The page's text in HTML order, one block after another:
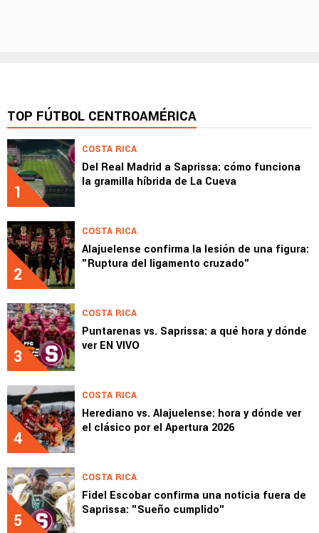
TOP FÚTBOL CENTROAMÉRICA
1
COSTA RICA
Del Real Madrid a Saprissa: cómo funciona
la gramilla híbrida de La Cueva
2
COSTA RICA
Alajuelense confirma la lesión de una figura:
"Ruptura del ligamento cruzado"
3
COSTA RICA
Puntarenas vs. Saprissa: a qué hora y dónde
ver EN VIVO
4
COSTA RICA
Herediano vs. Alajuelense: hora y dónde ver
el clásico por el Apertura 2026
5
COSTA RICA
Fidel Escobar confirma una noticia fuera de
Saprissa: "Sueño cumplido"